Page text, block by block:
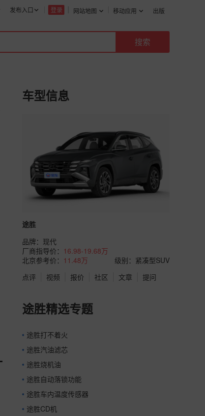
网站地图 移动应用 出版
登录
发布入口
车型信息
途胜
品牌： 现代
厂商指导价： 16.98-19.68万
北京参考价： 11.48万
级别：紧凑型SUV
点评
视频 报价 社区 文章 提问
途胜精选专题
途胜打不着火
途胜汽油滤芯
途胜烧机油
途胜自动落锁功能
途胜车内温度传感器
途胜CD机